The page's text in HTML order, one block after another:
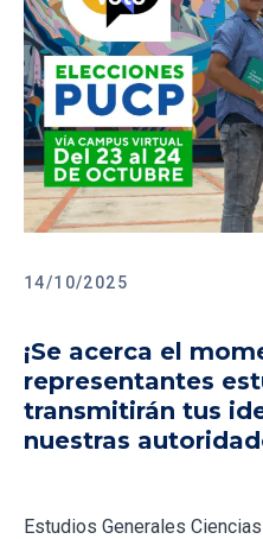
14/10/2025
¡Se acerca el
representantes
transmitirán tus
nuestras
Estudios Generales